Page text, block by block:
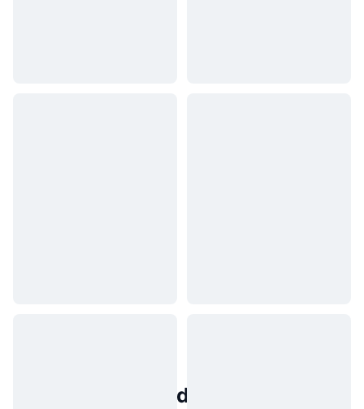
Active Populare din Lumea Reală